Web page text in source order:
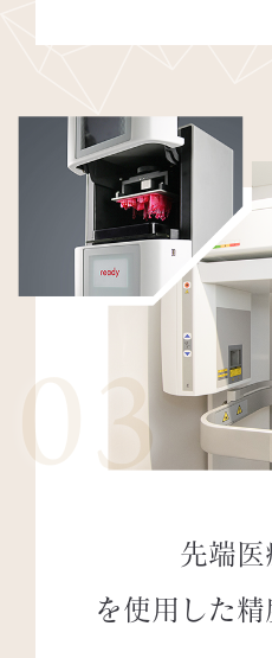
03
先端医
を使用した精